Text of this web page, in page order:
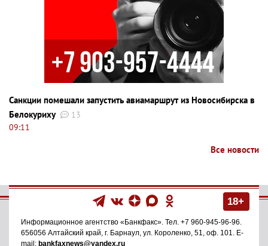
Санкции помешали запустить авиамаршрут из Новосибирска в
Белокуриху
13
09:11
Все новости
18+
Информационное агентство «Банкфакс» . Тел. +7 960-945-96-96
656056 Алтайский край, г. Барнаул ул. Короленко, 51, оф. 101
. E-
mail: bankfaxnews@yandex.ru